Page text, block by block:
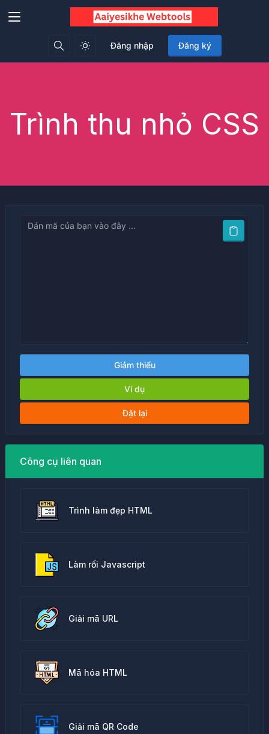
Đăng nhập Đăng ký
Trình thu nhỏ CSS
Giảm thiểu
Ví dụ
Đặt lại
Công cụ liên quan
Trình làm đẹp HTML
Làm rối Javascript
Giải mã URL
Mã hóa HTML
Giải mã QR Code